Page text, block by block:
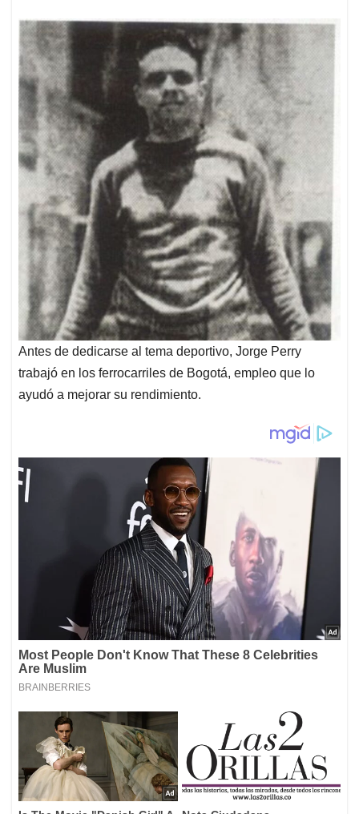
Antes de dedicarse al tema deportivo, Jorge Perry
trabajó en los ferrocarriles de Bogotá, empleo que lo
ayudó a mejorar su rendimiento.